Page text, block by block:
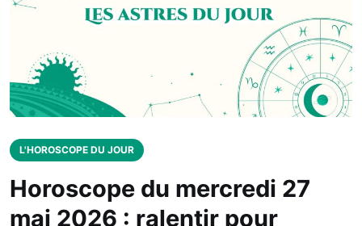
L'HOROSCOPE DU JOUR
Horoscope du mercredi 27
mai 2026 : ralentir pour